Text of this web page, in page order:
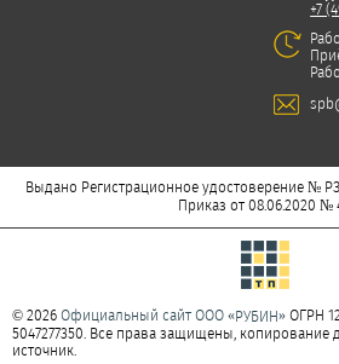
+7
Выдано Регистрационное удостоверение №
Приказ от 08.06.2020 №
© 2026 Официальный сайт ООО «РУБИН» ОГРН
5047277350. Все права защищены, копирование
источник.